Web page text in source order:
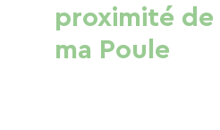
proximité de
ma Poule